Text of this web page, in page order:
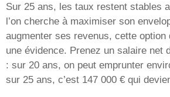
Sur 25 ans, les taux restent stables
l’on cherche à maximiser son
augmenter ses revenus, cette option
une évidence. Prenez un salaire net
: sur 20 ans, on peut emprunter
sur 25 ans, c’est 147 000 € qui